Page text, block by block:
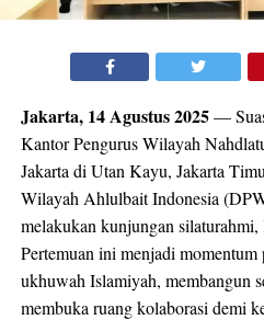
Jakarta, 14 Agustus 2025—
Kantor Pengurus Wilayah
Jakarta di Utan Kayu, Jakarta
Wilayah Ahlulbait Indonesia
melakukan kunjungan
Pertemuan ini menjadi
ukhuwah Islamiyah, membangun
membuka ruang kolaborasi demi